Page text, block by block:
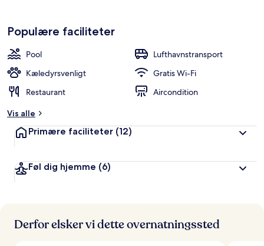
Populære faciliteter
Pool
Lufthavnstransport
Kæledyrsvenligt
Gratis Wi-Fi
Restaurant
Aircondition
Vis alle
Primære faciliteter (12)
Føl dig hjemme (6)
Derfor elsker vi dette overnatningssted